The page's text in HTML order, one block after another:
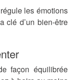
les émotions
clé d’un bien-être
façon équilibrée